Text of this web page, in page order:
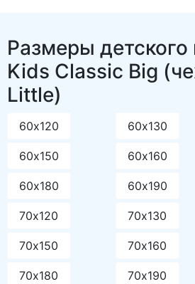
Размеры детского
Kids Classic Big
Little)
60х120 60х130
60х150 60х160
60х180 60х190
70х120 70х130
70х150 70х160
70х180 70х190